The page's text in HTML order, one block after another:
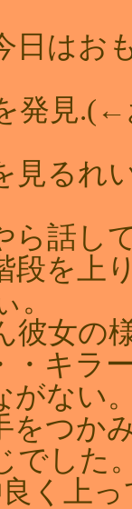
日はお
発見
見るれ
ら話し
段を上
。
彼女の
・キラ
がない
をつか
でした
く上